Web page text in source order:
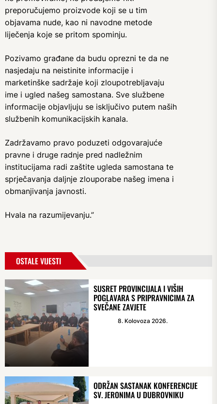
preporučujemo proizvode koji se u tim
objavama nude, kao ni navodne metode
liječenja koje se pritom spominju.
Pozivamo građane da budu oprezni te da ne
nasjedaju na neistinite informacije i
marketinške sadržaje koji zloupotrebljavaju
ime i ugled našeg samostana. Sve službene
informacije objavljuju se isključivo putem naših
službenih komunikacijskih kanala.
Zadržavamo pravo poduzeti odgovarajuće
pravne i druge radnje pred nadležnim
institucijama radi zaštite ugleda samostana te
sprječavanja daljnje zlouporabe našeg imena i
obmanjivanja javnosti.
Hvala na razumijevanju.”
OSTALE VIJESTI
SUSRET PROVINCIJALA I VIŠIH
POGLAVARA S PRIPRAVNICIMA ZA
SVEČANE ZAVJETE
8. Kolovoza 2026.
ODRŽAN SASTANAK KONFERENCIJE
SV. JERONIMA U DUBROVNIKU